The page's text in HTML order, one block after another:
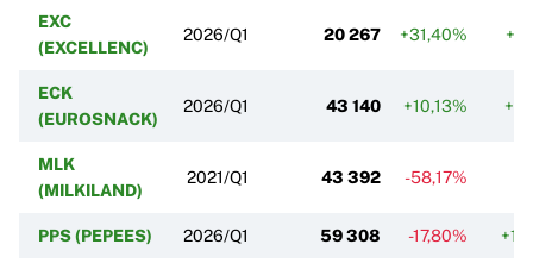
EXC
(EXCELLENC)
2026/Q1 20 267 +31,40%
ECK
(EUROSNACK)
2026/Q1 43 140 +10,13%
MLK
(MILKILAND)
2021/Q1 43 392 -58,17%
PPS (PEPEES) 2026/Q1 59 308 -17,80%